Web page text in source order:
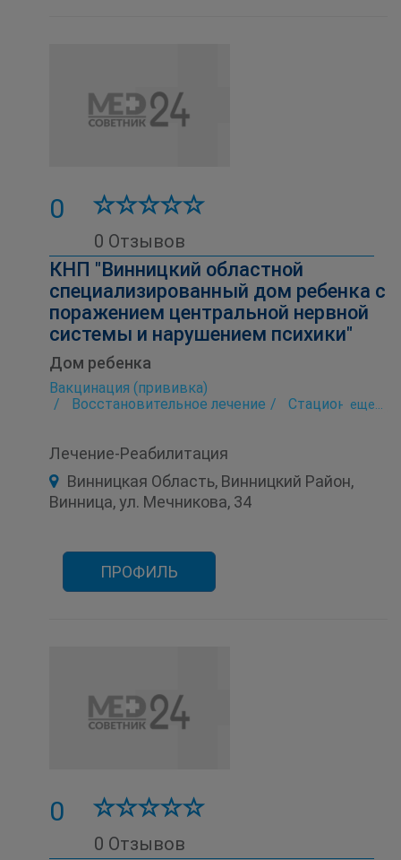
0
0 Отзывов
КНП "Винницкий областной
специализированный дом ребенка с
поражением центральной нервной
системы и нарушением психики"
Дом ребенка
Вакцинация (прививка)
Восстановительное лечение
Стационарeще...
Лечение-Реабилитация
Винницкая Область, Винницкий Район,
Винница, ул. Мечникова, 34
ПРОФИЛЬ
0
0 Отзывов